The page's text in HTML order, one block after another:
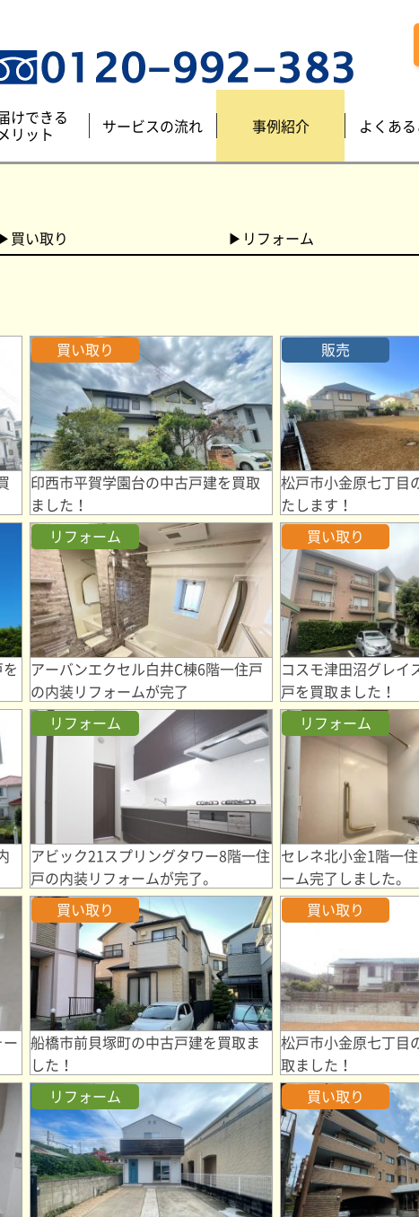
けできる
リット サービスの流れ 事例紹介 よくあ
買い取り ▶リフォーム
買い取り
印西市平賀学園台の中古戸建を買取
ました！
販売
松戸市小金原七丁目
たします！
リフォーム
アーバンエクセル白井C棟6階一住戸
の内装リフォームが完了
買い取り
コスモ津田沼グレイ
戸を買取ました！
リフォーム
アビック21スプリングタワー8階一住
戸の内装リフォームが完了。
リフォーム
セレネ北小金1階一
ーム完了しました。
買い取り
船橋市前貝塚町の中古戸建を買取ま
した！
買い取り
松戸市小金原七丁目
取ました！
リフォーム 買い取り